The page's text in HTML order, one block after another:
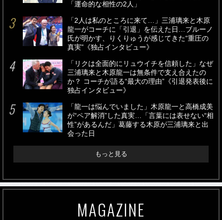
「運命的な相性の2人」
「2人は私のところに来て…」三浦璃来と木原
龍一がコーチに「引退」を伝えた日…ブルーノ
氏が明かす、りくりゅうが感じてきた“重圧の
真実”《独占インタビュー》
「リクは全面的にリュウイチを信頼した」なぜ
三浦璃来と木原龍一は無条件で支え合えたの
か？ コーチが語る“最大の理由”《引退発表後に
独占インタビュー》
「龍一は悩んでいました」木原龍一と高橋成美
が“ペア解消”した真実…「言葉には表せない“相
性”があるんだ」葛藤する木原が三浦璃来と出
会った日
もっと見る
MAGAZINE